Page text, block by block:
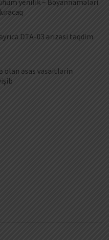
yenilik – Bəyannamələri
DTA-03 ərizəsi təqdim
olan əsas vəsaitlərin